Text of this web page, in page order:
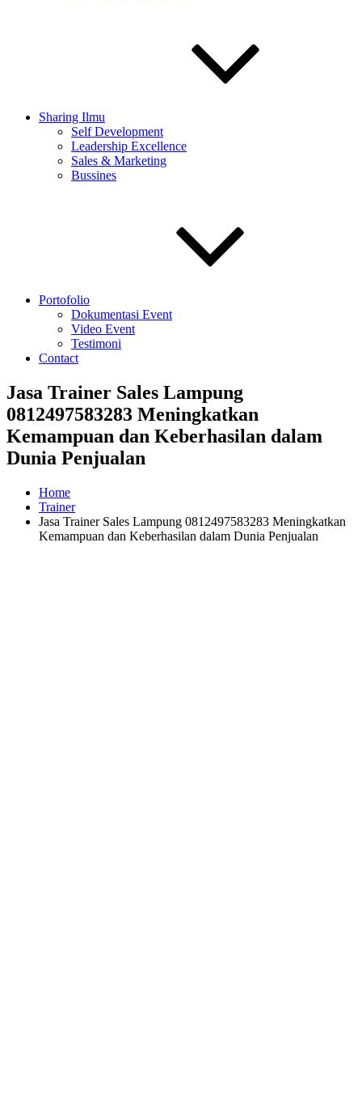
Sharing Ilmu
Self Development
Leadership Excellence
Sales & Marketing
Bussines
Portofolio
Dokumentasi Event
Video Event
Testimoni
Contact
Jasa Trainer Sales Lampung
0812497583283 Meningkatkan
Kemampuan dan Keberhasilan dalam
Dunia Penjualan
Home
Trainer
Jasa Trainer Sales Lampung 0812497583283 Meningkatkan
Kemampuan dan Keberhasilan dalam Dunia Penjualan